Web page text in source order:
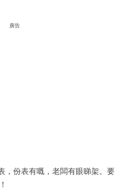
廣告
份表有嘅，老闆有眼睇架。要